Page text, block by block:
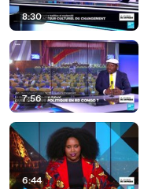
8:30
7:56
6:44